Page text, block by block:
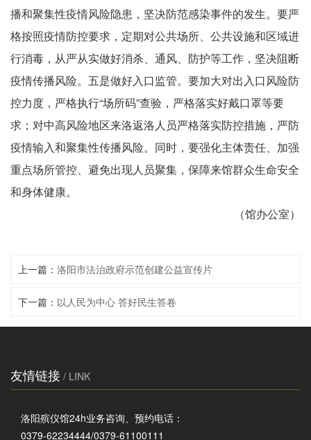
播和聚集性疫情风险隐患，坚决防范感染事件的发生。要严
格按照疫情防控要求，定期对公共场所、公共设施和区域进
行消毒，从严从实做好消杀、通风、防护等工作，坚决阻断
疫情传播风险。五是做好入口监管。要加大对出入口风险防
控力度，严格执行“场所码”查验，严格落实好戴口罩等要
求；对中高风险地区来洛返洛人员严格落实防控措施，严防
疫情输入和聚集性传播风险。同时，要强化主体责任、加强
重点场所管控、避免出现人员聚集，保障来馆群众生命安全
和身体健康。
（馆办公室）
上一篇： 洛阳市法治政府示范创建公益宣传片
下一篇： 以人民为中心 答好民生答卷
友情链接 / LINK
洛阳殡仪馆24h业务咨询、预约电话：
0379-62234444/0379-61100111